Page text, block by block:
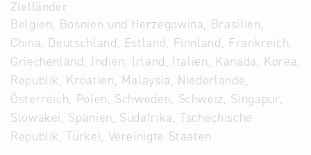
Zielländer
Belgien, Bosnien und Herzegowina, Brasilien,
China, Deutschland, Estland, Finnland, Frankreich,
Griechenland, Indien, Irland, Italien, Kanada, Korea,
Republik, Kroatien, Malaysia, Niederlande,
Österreich, Polen, Schweden, Schweiz, Singapur,
Slowakei, Spanien, Südafrika, Tschechische
Republik, Türkei, Vereinigte Staaten